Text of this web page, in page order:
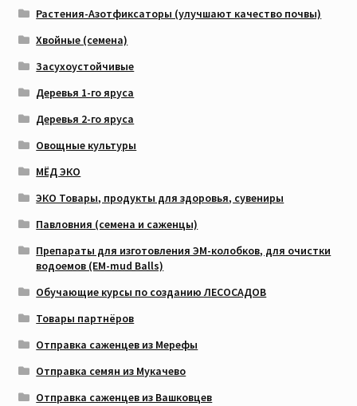
Растения-Азотфиксаторы (улучшают качество почвы)
Хвойные (семена)
Засухоустойчивые
Деревья 1-го яруса
Деревья 2-го яруса
Овощные культуры
МЁД ЭКО
ЭКО Товары, продукты для здоровья, сувениры
Павловния (семена и саженцы)
Препараты для изготовления ЭМ-колобков, для очистки
водоемов (EM-mud Balls)
Обучающие курсы по созданию ЛЕСОСАДОВ
Товары партнёров
Отправка саженцев из Мерефы
Отправка семян из Мукачево
Отправка саженцев из Вашковцев